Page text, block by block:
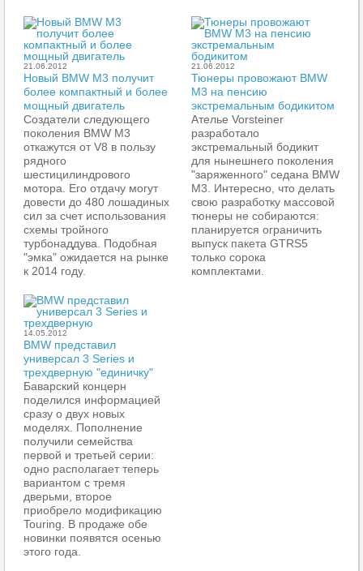
21.06.2012
Новый BMW M3 получит
более компактный и более
мощный двигатель
Создатели следующего
поколения BMW M3
откажутся от V8 в пользу
рядного
шестицилиндрового
мотора. Его отдачу могут
довести до 480 лошадиных
сил за счет использования
схемы тройного
турбонаддува. Подобная
"эмка" ожидается на рынке
к 2014 году.
21.06.2012
Тюнеры провожают BMW
M3 на пенсию
экстремальным бодикитом
Ателье Vorsteiner
разработало
экстремальный бодикит
для нынешнего поколения
"заряженного" седана BMW
M3. Интересно, что делать
свою разработку массовой
тюнеры не собираются:
планируется ограничить
выпуск пакета GTRS5
только сорока
комплектами.
14.05.2012
BMW представил
универсал 3 Series и
трехдверную "единичку"
Баварский концерн
поделился информацией
сразу о двух новых
моделях. Пополнение
получили семейства
первой и третьей серии:
одно располагает теперь
вариантом с тремя
дверьми, второе
приобрело модификацию
Touring. В продаже обе
новинки появятся осенью
этого года.